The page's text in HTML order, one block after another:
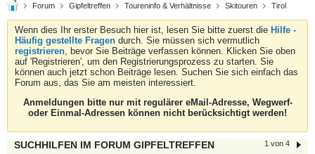
Forum Gipfeltreffen Toureninfo & Verhältnisse Skitouren Tirol
Wenn dies Ihr erster Besuch hier ist, lesen Sie bitte zuerst die Hilfe -
Häufig gestellte Fragen durch. Sie müssen sich vermutlich
registrieren, bevor Sie Beiträge verfassen können. Klicken Sie oben
auf 'Registrieren', um den Registrierungsprozess zu starten. Sie
können auch jetzt schon Beiträge lesen. Suchen Sie sich einfach das
Forum aus, das Sie am meisten interessiert.
Anmeldungen bitte nur mit regulärer eMail-Adresse, Wegwerf-
oder Einmal-Adressen können nicht berücksichtigt werden!
1 von 4
SUCHHILFEN IM FORUM GIPFELTREFFEN